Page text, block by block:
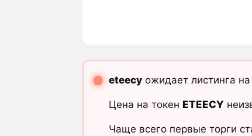
eteecyожидает листинга
Цена на токен ETEECY
Чаще всего первые торги